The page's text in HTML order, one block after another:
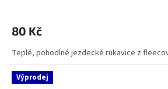
80 Kč
Teplé, pohodlné jezdecké rukavice z
Výprodej